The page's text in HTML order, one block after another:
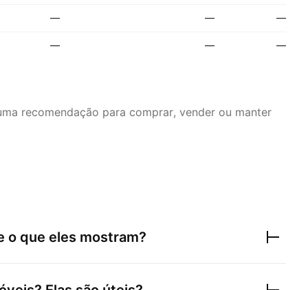
— — —
— — —
recomendação para comprar, vender ou manter
o que eles mostram?